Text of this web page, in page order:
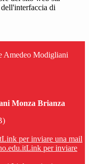
di
Amedeo Modigliani
Monza Brianza
Link per inviare una mail
Link per inviare